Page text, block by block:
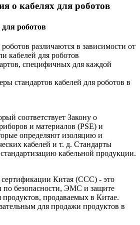
о кабелях для роботов
роботов
различаются в зависимости от
кабелей для роботов
специфичных для каждой
стандартов кабелей для роботов в
соответствует Закону о
и материалов (PSE) и
определяют изоляцию и
кабелей и т. д. Стандарты
кабельной продукции.
сертификации Китая (CCC) - это
по безопасности, ЭМС и защите
продаваемых в Китае.
для продажи продуктов в